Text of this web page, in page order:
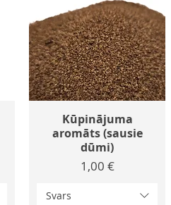
Kūpinājuma
aromāts (sausie
dūmi)
Cena
1,00 €
Svars